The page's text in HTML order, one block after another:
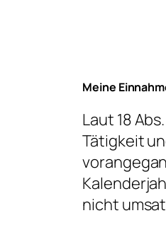
Meine
Laut 18
Tätigkeit
nicht